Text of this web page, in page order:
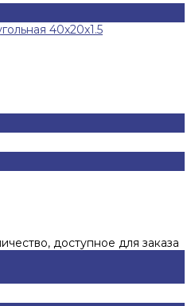
40x20x1.5
доступное для заказа